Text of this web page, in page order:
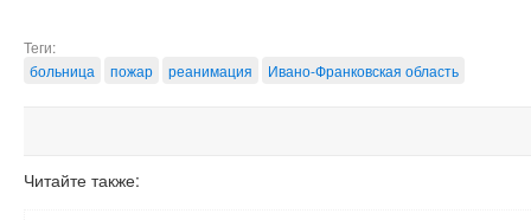
Теги:
больница
пожар реанимация Ивано-Франковская область
Читайте также: